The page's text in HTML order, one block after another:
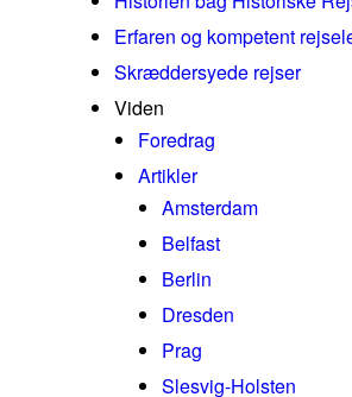
Erfaren og kompetent
Skræddersyede rejser
Viden
Foredrag
Artikler
Amsterdam
Belfast
Berlin
Dresden
Prag
Slesvig-Holsten